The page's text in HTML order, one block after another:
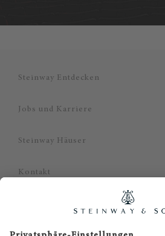
Steinway Entdecken
Jobs und Karriere
Steinway Häuser
Kontakt